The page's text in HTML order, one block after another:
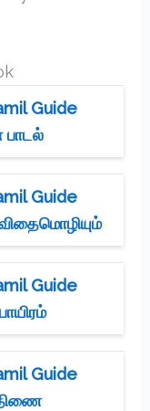
Guide
பாடல்
Guide
Guide
Guide